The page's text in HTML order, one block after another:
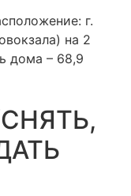
г.
на 2
дома – 68,9